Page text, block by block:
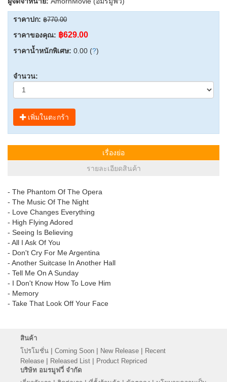
ราคาปก: ฿770.00
ราคาของคุณ: ฿629.00
ราคาน้ำหนักพิเศษ: 0.00 (?)
จำนวน:
เพิ่มในตะกร้า
เรื่องย่อ
รายละเอียดสินค้า
- The Phantom Of The Opera
- The Music Of The Night
- Love Changes Everything
- High Flying Adored
- Seeing Is Believing
- All I Ask Of You
- Don't Cry For Me Argentina
- Another Suitcase In Another Hall
- Tell Me On A Sunday
- I Don't Know How To Love Him
- Memory
- Take That Look Off Your Face
สินค้า
โปรโมชั่น | Coming Soon | New Release | Recent
Release | Released List | Product Repriced
บริษัท อมรมูฟวี่ จำกัด